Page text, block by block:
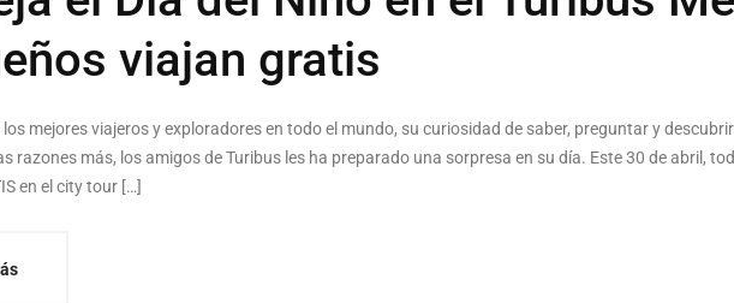
viajan gratis
mejores viajeros y exploradores en todo el mundo, su curiosidad de saber, preguntar y
razones más, los amigos de Turibus les ha preparado una sorpresa en su día. Este 30 de abril,
en el city tour […]